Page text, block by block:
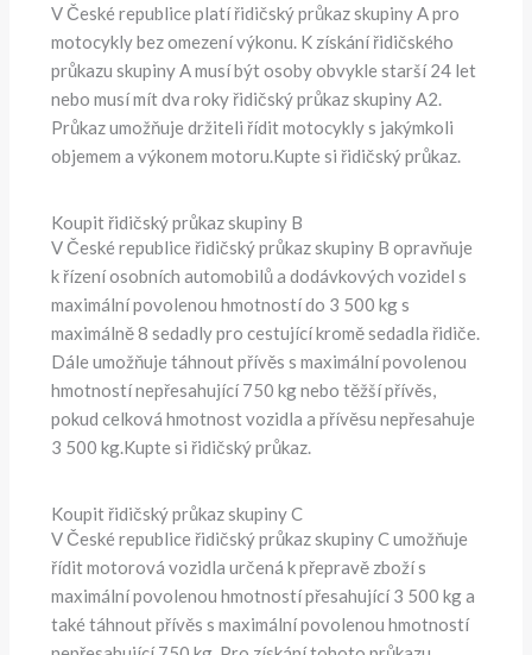
V České republice platí řidičský průkaz skupiny A pro
motocykly bez omezení výkonu. K získání řidičského
průkazu skupiny A musí být osoby obvykle starší 24 let
nebo musí mít dva roky řidičský průkaz skupiny A2.
Průkaz umožňuje držiteli řídit motocykly s jakýmkoli
objemem a výkonem motoru.Kupte si řidičský průkaz.
Koupit řidičský průkaz skupiny B
V České republice řidičský průkaz skupiny B opravňuje
k řízení osobních automobilů a dodávkových vozidel s
maximální povolenou hmotností do 3 500 kg s
maximálně 8 sedadly pro cestující kromě sedadla řidiče.
Dále umožňuje táhnout přívěs s maximální povolenou
hmotností nepřesahující 750 kg nebo těžší přívěs,
pokud celková hmotnost vozidla a přívěsu nepřesahuje
3 500 kg.Kupte si řidičský průkaz.
Koupit řidičský průkaz skupiny C
V České republice řidičský průkaz skupiny C umožňuje
řídit motorová vozidla určená k přepravě zboží s
maximální povolenou hmotností přesahující 3 500 kg a
také táhnout přívěs s maximální povolenou hmotností